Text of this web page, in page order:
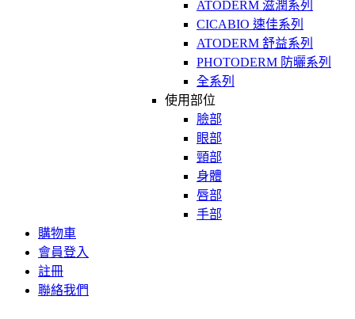
ATODERM 滋潤系列
CICABIO 速佳系列
ATODERM 舒益系列
PHOTODERM 防曬系列
全系列
使用部位
臉部
眼部
頸部
身體
唇部
手部
購物車
會員登入
註冊
聯絡我們